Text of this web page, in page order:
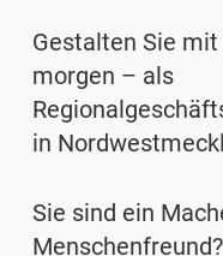
Gestalten Sie
morgen – als
in
Sie sind ein